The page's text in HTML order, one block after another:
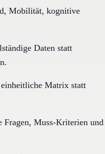
Mobilität, kognitive
Daten statt
Matrix statt
Fragen, Muss-Kriterien und